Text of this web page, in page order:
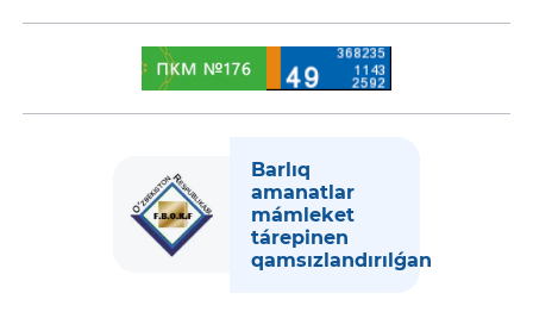
Barlıq
amanatlar
mámleket
tárepinen
qamsızlandırılǵan